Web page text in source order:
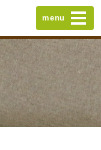
menu